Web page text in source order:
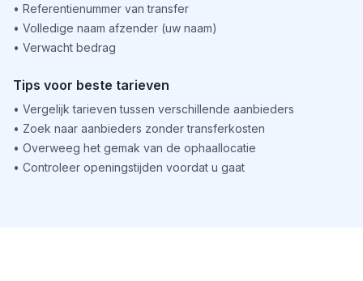
• Referentienummer van transfer
• Volledige naam afzender (uw naam)
• Verwacht bedrag
Tips voor beste tarieven
• Vergelijk tarieven tussen verschillende aanbieders
• Zoek naar aanbieders zonder transferkosten
• Overweeg het gemak van de ophaallocatie
• Controleer openingstijden voordat u gaat